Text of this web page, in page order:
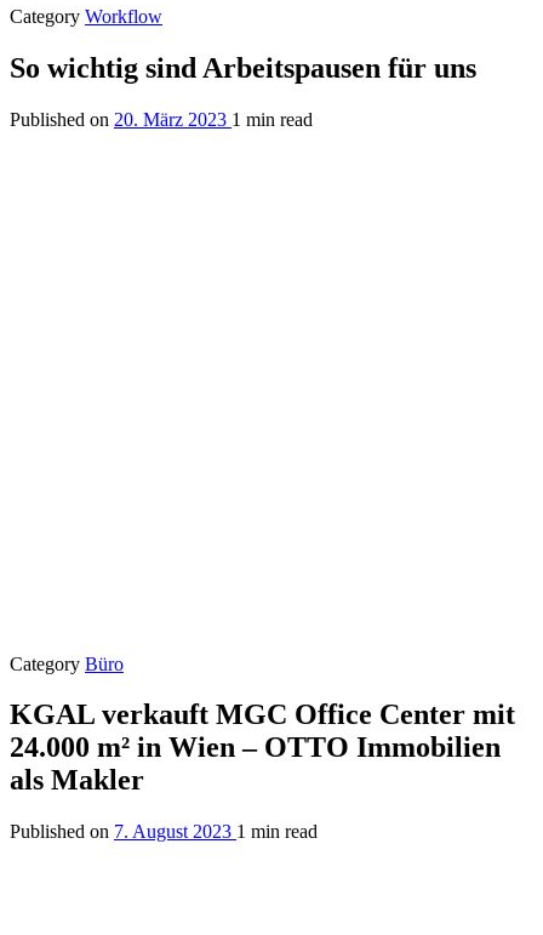
Category Workflow
So wichtig sind Arbeitspausen für uns
Published on 20. März 2023 1 min read
Category Büro
KGAL verkauft MGC Office Center mit
24.000 m² in Wien – OTTO Immobilien
als Makler
Published on 7. August 2023 1 min read